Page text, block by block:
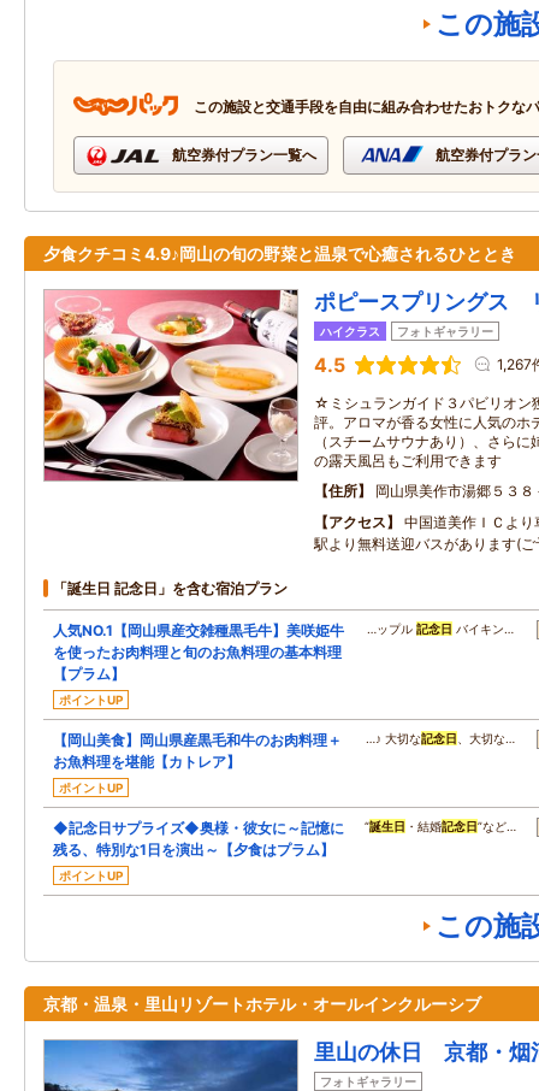
この施
この施設と交通手段を自由に組み合わせたおトクな
航空券付プラン一覧へ 航空券付プラ
夕食クチコミ4.9♪岡山の旬の野菜と温泉で心癒されるひととき
ポピースプリングス
ハイクラス フォトギャラリー
4.5 1,267
☆ミシュランガイド３パビリオ
評。アロマが香る女性に人気の
（スチームサウナあり）、さら
の露天風呂もご利用できます
住所
岡山県美作市湯郷５３８
アクセス
中国道美作ＩＣよ
駅より無料送迎バスがあります(
「誕生日 記念日」を含む宿泊プラン
人気NO.1【岡山県産交雑種黒毛牛】美咲姫牛
を使ったお肉料理と旬のお魚料理の基本料理
【プラム】
ポイントUP
…ップル 記念日 バイキン…
【岡山美食】岡山県産黒毛和牛のお肉料理＋
お魚料理を堪能【カトレア】
ポイントUP
…♪ 大切な記念日 、大切な…
◆記念日サプライズ◆奥様・彼女に～記憶に
残る、特別な1日を演出～【夕食はプラム】
ポイントUP
“誕生日 ・結婚記念日”など…
この施
京都・温泉・里山リゾートホテル・オールインクルーシブ
里山の休日 京都・烟
フォトギャラリー